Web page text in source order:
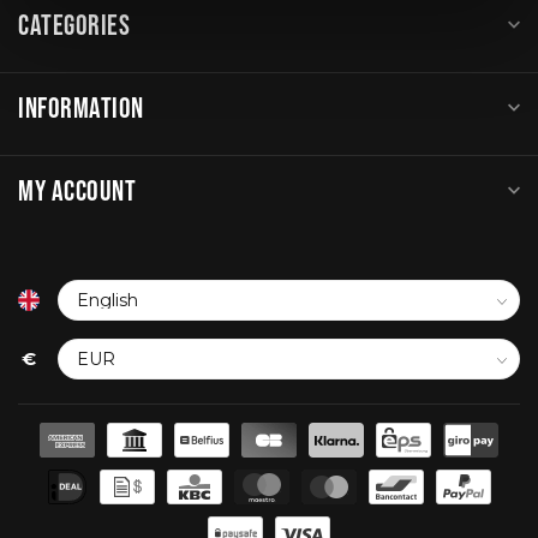
CATEGORIES
INFORMATION
MY ACCOUNT
€